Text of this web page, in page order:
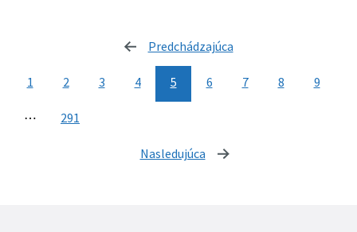
Predchádzajúca
1 2 3 4 5 6 7 8 9
⋯ 291
Nasledujúca stránka